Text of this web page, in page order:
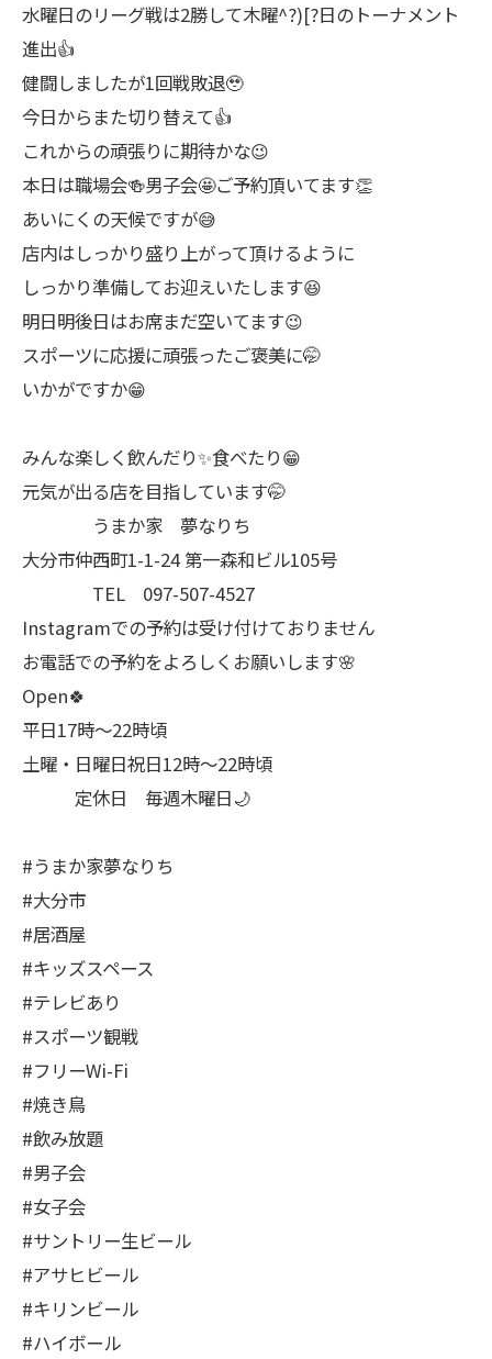
水曜日のリーグ戦は2勝して木曜^?)[?日のトーナメント
進出👍
健闘しましたが1回戦敗退🥹
今日からまた切り替えて👍
これからの頑張りに期待かな😉
本日は職場会🍻男子会🤩ご予約頂いてます👏
あいにくの天候ですが😅
店内はしっかり盛り上がって頂けるように
しっかり準備してお迎えいたします😆
明日明後日はお席まだ空いてます😉
スポーツに応援に頑張ったご褒美に🤭
いかがですか😁
みんな楽しく飲んだり✨食べたり😁
元気が出る店を目指しています🤭
うまか家 夢なりち
大分市仲西町1-1-24 第一森和ビル105号
TEL 097-507-4527
Instagramでの予約は受け付けておりません
お電話での予約をよろしくお願いします🌸
Open🍀
平日17時～22時頃
土曜・日曜日祝日12時〜22時頃
定休日 毎週木曜日🌙
#うまか家夢なりち
#大分市
#居酒屋
#キッズスペース
#テレビあり
#スポーツ観戦
#フリーWi-Fi
#焼き鳥
#飲み放題
#男子会
#女子会
#サントリー生ビール
#アサヒビール
#キリンビール
#ハイボール